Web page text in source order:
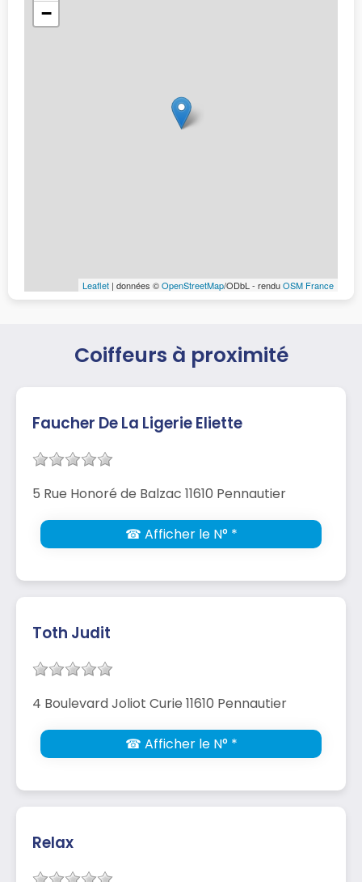
−
Leaflet | données ©OpenStreetMap/ODbL - renduOSM France
Coiffeurs à proximité
Faucher De La Ligerie Eliette
5 Rue Honoré de Balzac 11610 Pennautier
☎ Afficher le N° *
Toth Judit
4 Boulevard Joliot Curie 11610 Pennautier
☎ Afficher le N° *
Relax